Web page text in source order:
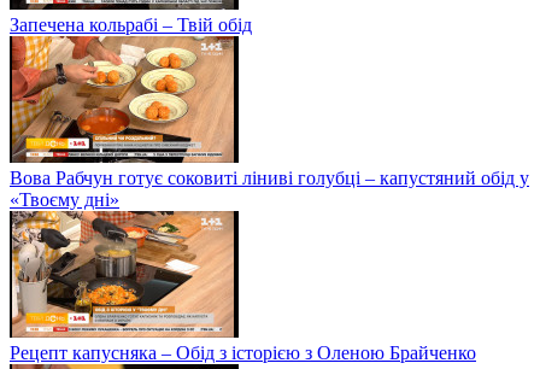
Запечена кольрабі – Твій обід
Вова Рабчун готує соковиті ліниві голубці – капустяний обід у
«Твоєму дні»
Рецепт капусняка – Обід з історією з Оленою Брайченко